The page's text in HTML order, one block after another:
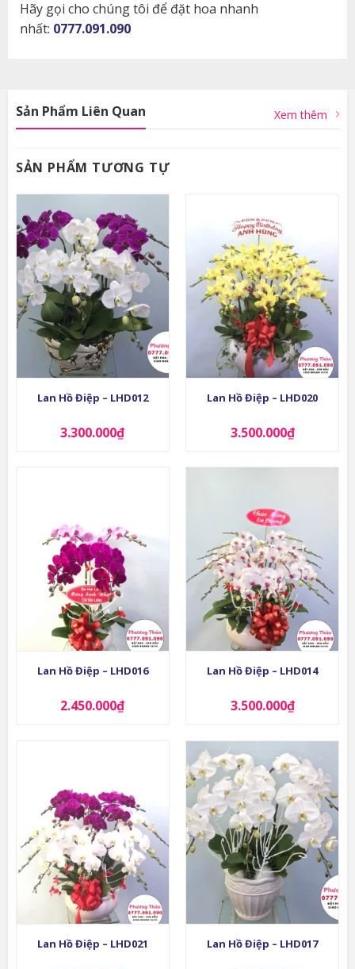
Hãy gọi cho chúng tôi để đặt hoa nhanh
nhất: 0777.091.090
Sản Phẩm Liên Quan Xem thêm
SẢN PHẨM TƯƠNG TỰ
Lan Hồ Điệp – LHD012
3.300.000₫
Lan Hồ Điệp – LHD020
3.500.000₫
Lan Hồ Điệp – LHD016
2.450.000₫
Lan Hồ Điệp – LHD014
3.500.000₫
Lan Hồ Điệp – LHD021 Lan Hồ Điệp – LHD017